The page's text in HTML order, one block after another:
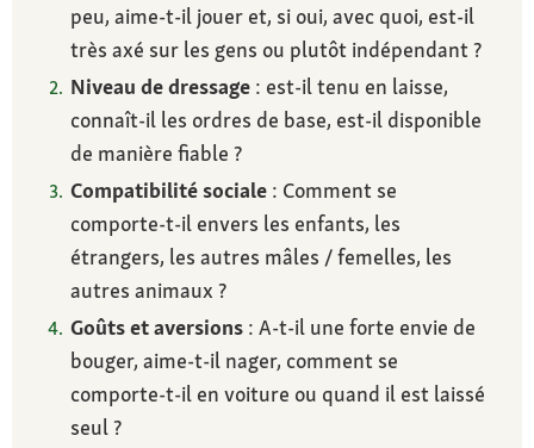
peu, aime-t-il jouer et, si oui, avec quoi, est-il
très axé sur les gens ou plutôt indépendant ?
Niveau de dressage : est-il tenu en laisse,
connaît-il les ordres de base, est-il disponible
de manière fiable ?
Compatibilité sociale : Comment se
comporte-t-il envers les enfants, les
étrangers, les autres mâles / femelles, les
autres animaux ?
Goûts et aversions : A-t-il une forte envie de
bouger, aime-t-il nager, comment se
comporte-t-il en voiture ou quand il est laissé
seul ?